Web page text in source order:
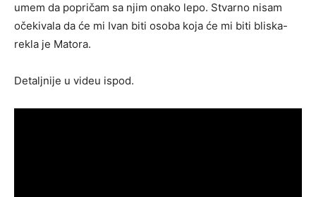
umem da popričam sa njim onako lepo. Stvarno nisam
očekivala da će mi Ivan biti osoba koja će mi biti bliska-
rekla je Matora.
Detaljnije u videu ispod.